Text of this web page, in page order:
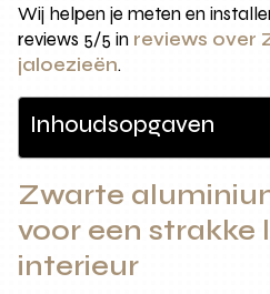
Wij helpen je meten en
reviews 5/5 in reviews over
jaloezieën.
Inhoudsopgaven
Zwarte
voor een strakke
interieur